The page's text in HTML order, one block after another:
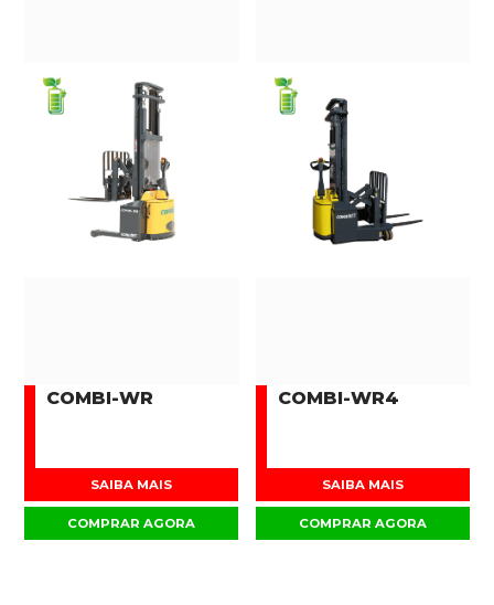
COMBI-WR
SAIBA MAIS
COMPRAR AGORA
COMBI-WR4
SAIBA MAIS
COMPRAR AGORA